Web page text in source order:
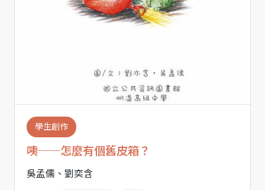
學生創作
咦──怎麼有個舊皮箱？
吳孟儒、劉奕含